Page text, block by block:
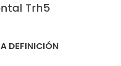
Trh5
DEFINICIÓN